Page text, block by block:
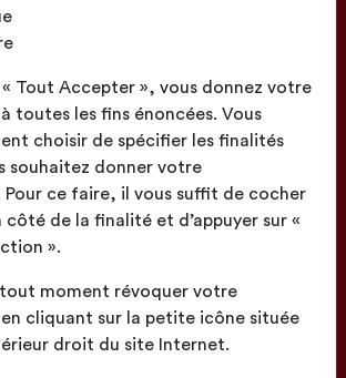
Tout Accepter », vous donnez votre
toutes les fins énoncées. Vous
choisir de spécifier les finalités
souhaitez donner votre
ce faire, il vous suffit de cocher
côté de la finalité et d’appuyer sur «
».
tout moment révoquer votre
cliquant sur la petite icône située
droit du site Internet.
Fabrication
Française
proche de chez vous